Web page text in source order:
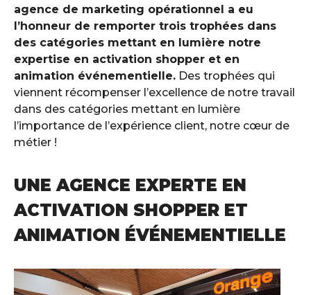
agence de marketing opérationnel a eu
l’honneur de remporter trois trophées dans
des catégories mettant en lumière notre
expertise en activation shopper et en
animation événementielle. Des trophées qui
viennent récompenser l’excellence de notre travail
dans des catégories mettant en lumière
l’importance de l’expérience client, notre cœur de
métier !
UNE AGENCE EXPERTE EN
ACTIVATION SHOPPER ET
ANIMATION ÉVÉNEMENTIELLE